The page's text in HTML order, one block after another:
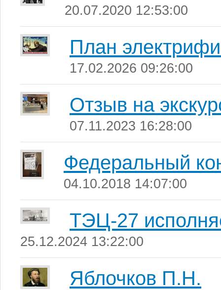
20.07.2020 12:53:00
План
17.02.2026 09:26:00
Отзыв на
07.11.2023 16:28:00
Федеральный
04.10.2018 14:07:00
ТЭЦ-27
25.12.2024 13:22:00
Яблочков П.Н.